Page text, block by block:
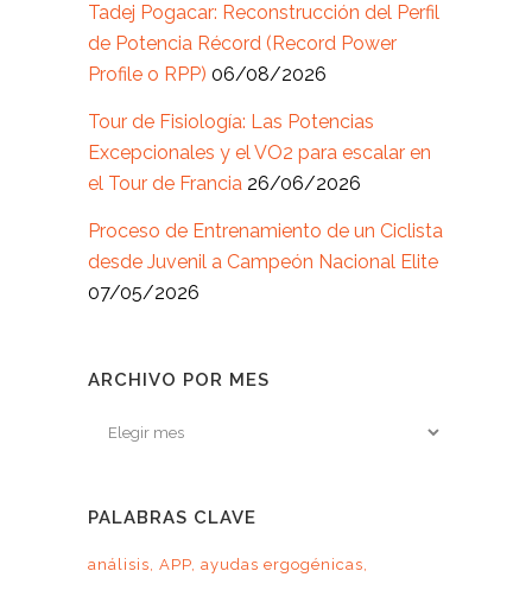
Tadej Pogacar: Reconstrucción del Perfil
de Potencia Récord (Record Power
Profile o RPP) 06/08/2026
Tour de Fisiología: Las Potencias
Excepcionales y el VO2 para escalar en
el Tour de Francia 26/06/2026
Proceso de Entrenamiento de un Ciclista
desde Juvenil a Campeón Nacional Elite
07/05/2026
ARCHIVO POR MES
Archivo
PALABRAS CLAVE
análisis APP ayudas ergogénicas